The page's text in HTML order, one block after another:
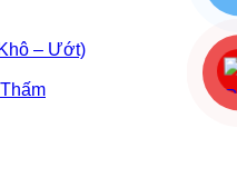
– Ướt)